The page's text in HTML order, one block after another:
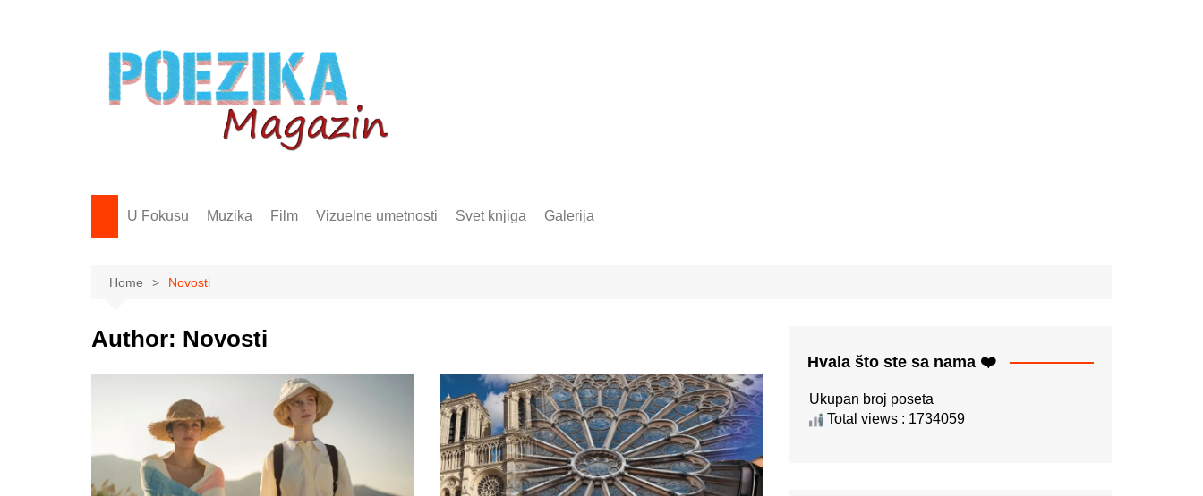
U Fokusu Muzika Film Vizuelne umetnosti Svet knjiga Galerija
Home Novosti
Author: Novosti
Hvala što ste sa nama ❤️
Ukupan broj poseta
Total views : 1734059